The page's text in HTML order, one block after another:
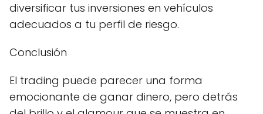
diversificar tus inversiones en vehículos
adecuados a tu perfil de riesgo.
Conclusión
El trading puede parecer una forma
emocionante de ganar dinero, pero detrás